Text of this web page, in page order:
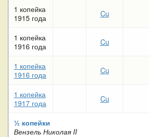
1 копейка
1915 года
Cu
1 копейка
1916 года
Cu
1 копейка
1916 года
Cu
1 копейка
1917 года
Cu
½ копейки
Вензель Николая II